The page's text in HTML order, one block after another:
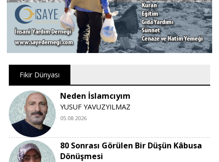
Fikir Dünyası
Neden İslamcıyım
YUSUF YAVUZYILMAZ
05.08.2026
80 Sonrası Görülen Bir Düşün Kâbusa
Dönüşmesi